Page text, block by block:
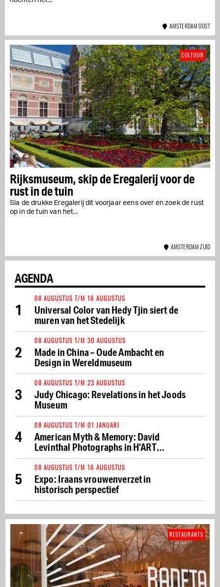
AMSTERDAM OOST
Rijksmuseum, skip de Eregalerij voor de
rust in de tuin
Sla de drukke Eregalerij dit voorjaar eens over en zoek de rust
op in de tuin van het...
CULTUUR
AMSTERDAM ZUID
AGENDA
1
08 AUGUSTUS T/M 16 AUGUSTUS
Universal Color van Hedy Tjin siert de
muren van het Stedelijk
2
08 AUGUSTUS T/M 30 AUGUSTUS
Made in China – Oude Ambacht en
Design in Wereldmuseum
3
08 AUGUSTUS T/M 23 AUGUSTUS
Judy Chicago: Revelations in het Joods
Museum
4
08 AUGUSTUS T/M 01 JANUARI
American Myth & Memory: David
Levinthal Photographs in H’ART
Museum
5
08 AUGUSTUS T/M 16 AUGUSTUS
Expo: Iraans vrouwenverzet in
historisch perspectief
RESTAURANTS